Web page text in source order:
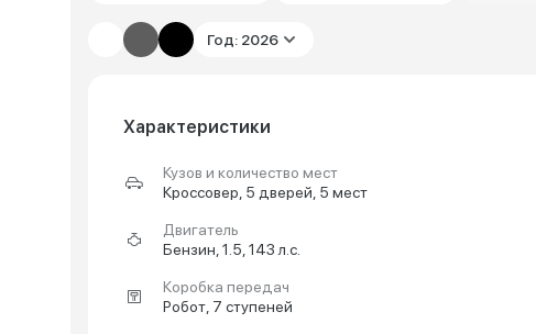
Год: 2026
Характеристики
Кузов и количество мест
Кроссовер, 5 дверей, 5 мест
Двигатель
Бензин, 1.5, 143 л.с.
Коробка передач
Робот, 7 ступеней